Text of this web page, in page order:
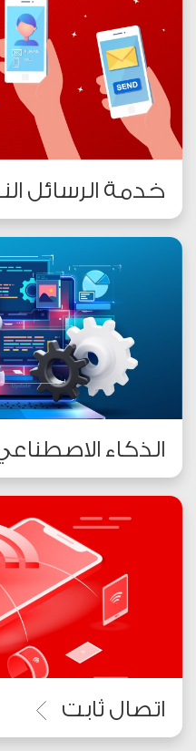
خدمة الرسائل
الذكاء
اتصال ثابت